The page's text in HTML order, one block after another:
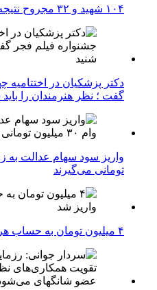
۱۰۴ شهید و ۳۲ مجروح نتیجه حمله آمریکا به ناو دنا
دکتر پزشکیان در اختتامیه
گفت ؛ نظر هنرمندان را باید
تومانی می‌گیرند
۴ میلیون تومان به حساب هر شهروند ایرانی واریز شد